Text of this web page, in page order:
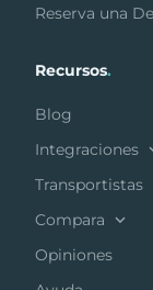
Reserva una
Recursos.
Blog
Integraciones
Transportistas
Compara
Opiniones